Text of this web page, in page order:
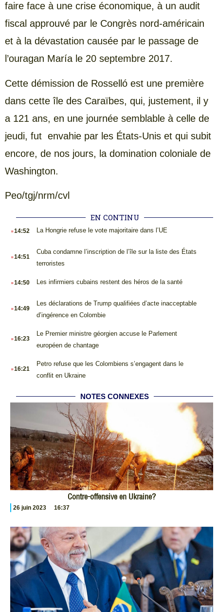
faire face à une crise économique, à un audit
fiscal approuvé par le Congrès nord-américain
et à la dévastation causée par le passage de
l’ouragan María le 20 septembre 2017.
Cette démission de Rosselló est une première
dans cette île des Caraïbes, qui, justement, il y
a 121 ans, en une journée semblable à celle de
jeudi, fut envahie par les États-Unis et qui subit
encore, de nos jours, la domination coloniale de
Washington.
Peo/tgj/nrm/cvl
EN CONTINU
.14:52 La Hongrie refuse le vote majoritaire dans l’UE
.14:51
Cuba condamne l’inscription de l’île sur la liste des États
terroristes
.14:50 Les infirmiers cubains restent des héros de la santé
.14:49
Les déclarations de Trump qualifiées d’acte inacceptable
d’ingérence en Colombie
.16:23
Le Premier ministre géorgien accuse le Parlement
européen de chantage
.16:21
Petro refuse que les Colombiens s’engagent dans le
conflit en Ukraine
NOTES CONNEXES
Contre-offensive en Ukraine?
26 juin 2023 16:37